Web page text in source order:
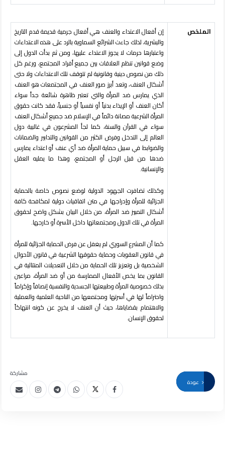
الملخص
إن أفعال الاعتداء والعنف هي أفعال جرمية قديمة قدم التاريخ
والبشرية، لذلك جاءت الشرائع السماوية بالرد على هذه الاعتداءات
واعتبارها حرمات لا يجوز الاعتداء عليها، ومن ثم بدأت الدول إلى
وضع قوانين تنظم العلاقات بين جميع أفراد المجتمع، ورغم كل
ذلك من نصوص دينية وقانونية لم تتوقف تلك الاعتداءات ولا حتى
أشكال العنف، وتعد أبرز صور العنف في المجتمعات هو العنف
الذي يمارس ضد المرأة والتي تعتبر ظاهرة شائعة جداً سواء
أكان العنف أو الإيذاء بدنياً أو نفسياً أو جنسياً، فقد كانت حقوق
المرأة الشرعية مصانة دائماً في الإسلام ضد جميع أشكال العنف
سواء في القرآن والسنة، كما لجأ المشرعون في غالبية دول
العالم إلى التدخل وفرض الكثير من القوانين والتدابير والضمانات
والضوابط في سبيل حماية المرأة ضد أي عنف أو اعتداء يمارس
ضدها من قبل الرجل أو المجتمع، وهذا ما يمليه العقل
والإنسانية.
وكذلك تضافرت الجهود الدولية لوضع نصوص خاصة بالحماية
الجزائية للمرأة وإدراجها في متن اتفاقيات دولية لمكافحة كافة
أشكال التمييز ضد المرأة، من خلال البيان بشكل واضح لحقوق
المرأة في تلك الدول ومجتمعاتها داخل الأسرة أو خارجها.
كما أن المشرع السوري لم يغفل عن فرض الحماية الجزائية للمرأة
في قانون العقوبات وحماية حقوقها الشرعية في قانون الأحوال
الشخصية بل وتعزيز تلك الحماية من خلال التعديلات المتتالية في
القانون بما يخص الأفعال الممارسة من أو ضد المرأة، مراعين
بذلك خصوصية المرأة وطبيعتها الجسدية والنفسية إنصافاً وإكراماً
واحتراماً لها في أسرتها ومجتمعها من الناحية العلمية والعملية
والاهتمام بقضاياها، حيث أن العنف لا يخرج عن كونه انتهاكاً
لحقوق الإنسان.
مشاركة